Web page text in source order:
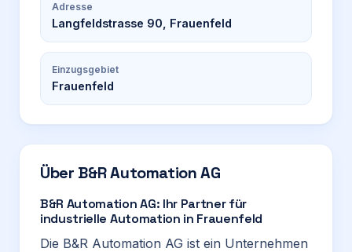
Adresse
Langfeldstrasse 90, Frauenfeld
Einzugsgebiet
Frauenfeld
Über B&R Automation AG
B&R Automation AG: Ihr Partner für
industrielle Automation in Frauenfeld
Die B&R Automation AG ist ein Unternehmen